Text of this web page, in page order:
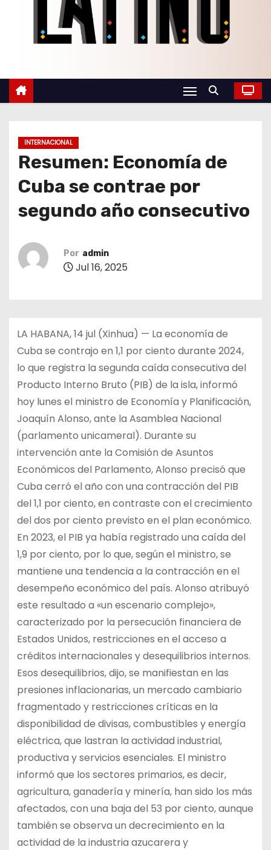
INTERNACIONAL
Resumen: Economía de
Cuba se contrae por
segundo año consecutivo
Por admin
Jul 16, 2025
LA HABANA, 14 jul (Xinhua) — La economía de
Cuba se contrajo en 1,1 por ciento durante 2024,
lo que registra la segunda caída consecutiva del
Producto Interno Bruto (PIB) de la isla, informó
hoy lunes el ministro de Economía y Planificación,
Joaquín Alonso, ante la Asamblea Nacional
(parlamento unicameral). Durante su
intervención ante la Comisión de Asuntos
Económicos del Parlamento, Alonso precisó que
Cuba cerró el año con una contracción del PIB
del 1,1 por ciento, en contraste con el crecimiento
del dos por ciento previsto en el plan económico.
En 2023, el PIB ya había registrado una caída del
1,9 por ciento, por lo que, según el ministro, se
mantiene una tendencia a la contracción en el
desempeño económico del país. Alonso atribuyó
este resultado a «un escenario complejo»,
caracterizado por la persecución financiera de
Estados Unidos, restricciones en el acceso a
créditos internacionales y desequilibrios internos.
Esos desequilibrios, dijo, se manifiestan en las
presiones inflacionarias, un mercado cambiario
fragmentado y restricciones críticas en la
disponibilidad de divisas, combustibles y energía
eléctrica, que lastran la actividad industrial,
productiva y servicios esenciales. El ministro
informó que los sectores primarios, es decir,
agricultura, ganadería y minería, han sido los más
afectados, con una baja del 53 por ciento, aunque
también se observa un decrecimiento en la
actividad de la industria azucarera y